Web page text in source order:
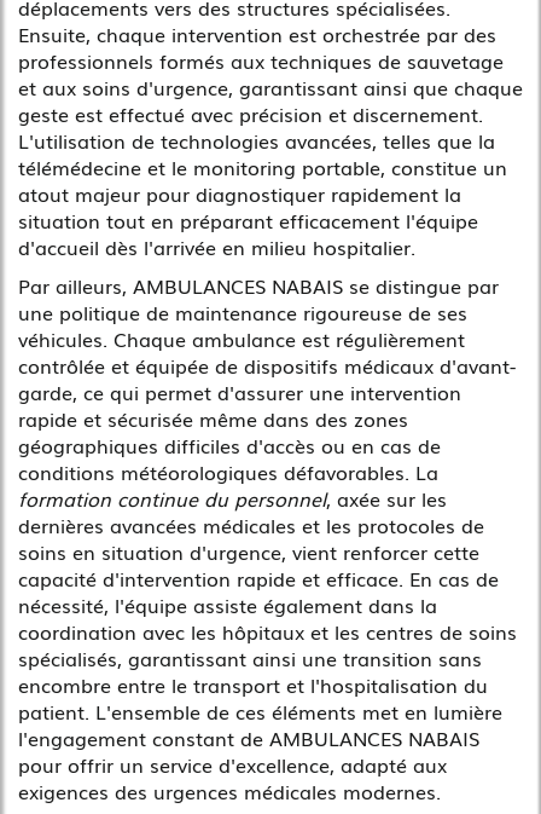
déplacements vers des structures spécialisées.
Ensuite, chaque intervention est orchestrée par des
professionnels formés aux techniques de sauvetage
et aux soins d'urgence, garantissant ainsi que chaque
geste est effectué avec précision et discernement.
L'utilisation de technologies avancées, telles que la
télémédecine et le monitoring portable, constitue un
atout majeur pour diagnostiquer rapidement la
situation tout en préparant efficacement l'équipe
d'accueil dès l'arrivée en milieu hospitalier.
Par ailleurs, AMBULANCES NABAIS se distingue par
une politique de maintenance rigoureuse de ses
véhicules. Chaque ambulance est régulièrement
contrôlée et équipée de dispositifs médicaux d'avant-
garde, ce qui permet d'assurer une intervention
rapide et sécurisée même dans des zones
géographiques difficiles d'accès ou en cas de
conditions météorologiques défavorables. La
formation continue du personnel, axée sur les
dernières avancées médicales et les protocoles de
soins en situation d'urgence, vient renforcer cette
capacité d'intervention rapide et efficace. En cas de
nécessité, l'équipe assiste également dans la
coordination avec les hôpitaux et les centres de soins
spécialisés, garantissant ainsi une transition sans
encombre entre le transport et l'hospitalisation du
patient. L'ensemble de ces éléments met en lumière
l'engagement constant de AMBULANCES NABAIS
pour offrir un service d'excellence, adapté aux
exigences des urgences médicales modernes.